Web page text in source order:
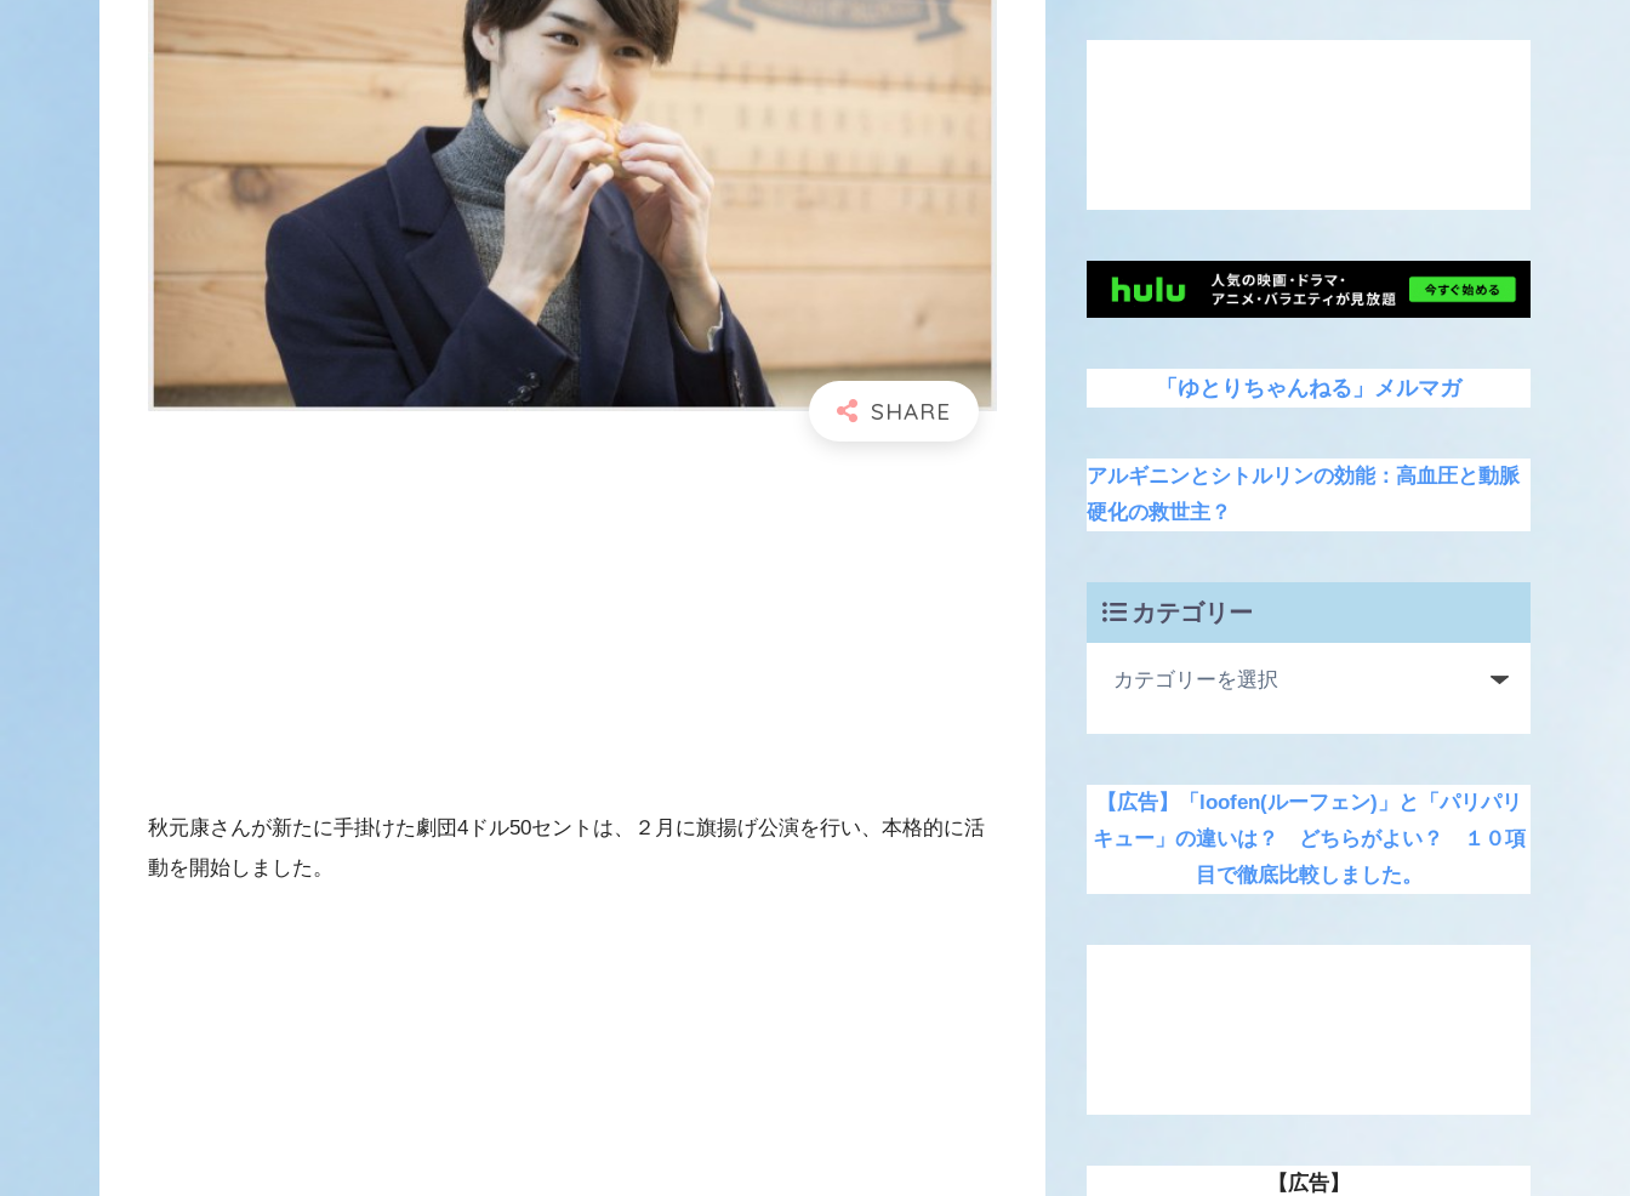
秋元康さんが新たに手掛けた劇団4ドル50セントは、２月に旗揚げ公演を行い、本格的に活
動を開始しました。
「ゆとりちゃんねる」メルマガ
アルギニンとシトルリンの効能：高血圧と動脈
硬化の救世主？
カテゴリー
【広告】「loofen(ルーフェン)」と「パリパリ
キュー」の違いは？ どちらがよい？ １０項
目で徹底比較しました。
【広告】